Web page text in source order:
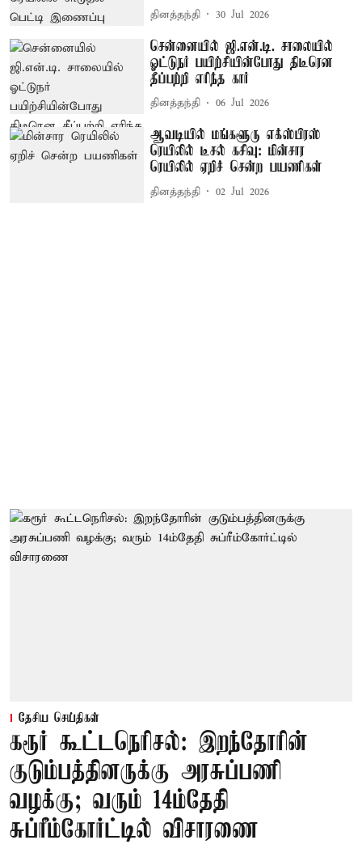
தினத்தந்தி 30 Jul 2026
சென்னையில் ஜி.என்.டி. சாலையில்
ஓட்டுநர் பயிற்சியின்போது திடீரென
தீப்பற்றி எரிந்த கார்
தினத்தந்தி 06 Jul 2026
ஆவடியில் மங்களூரு எக்ஸ்பிரஸ்
ரெயிலில் டீசல் கசிவு: மின்சார
ரெயிலில் ஏறிச் சென்ற பயணிகள்
தினத்தந்தி 02 Jul 2026
தேசிய செய்திகள்
கரூர் கூட்டநெரிசல்: இறந்தோரின்
குடும்பத்தினருக்கு அரசுப்பணி
வழக்கு; வரும் 14ம்தேதி
சுப்ரீம்கோர்ட்டில் விசாரணை